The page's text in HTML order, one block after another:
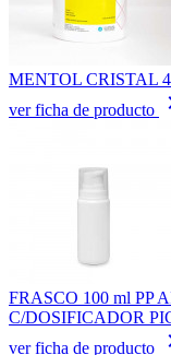
MENTOL CRISTAL
ver ficha de producto
FRASCO 100 ml PP
C/DOSIFICADOR
ver ficha de producto